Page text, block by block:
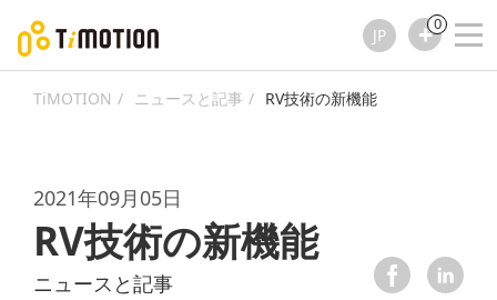
JP
0
TiMOTION ニュースと記事 RV技術の新機能
2021年09月05日
RV技術の新機能
ニュースと記事